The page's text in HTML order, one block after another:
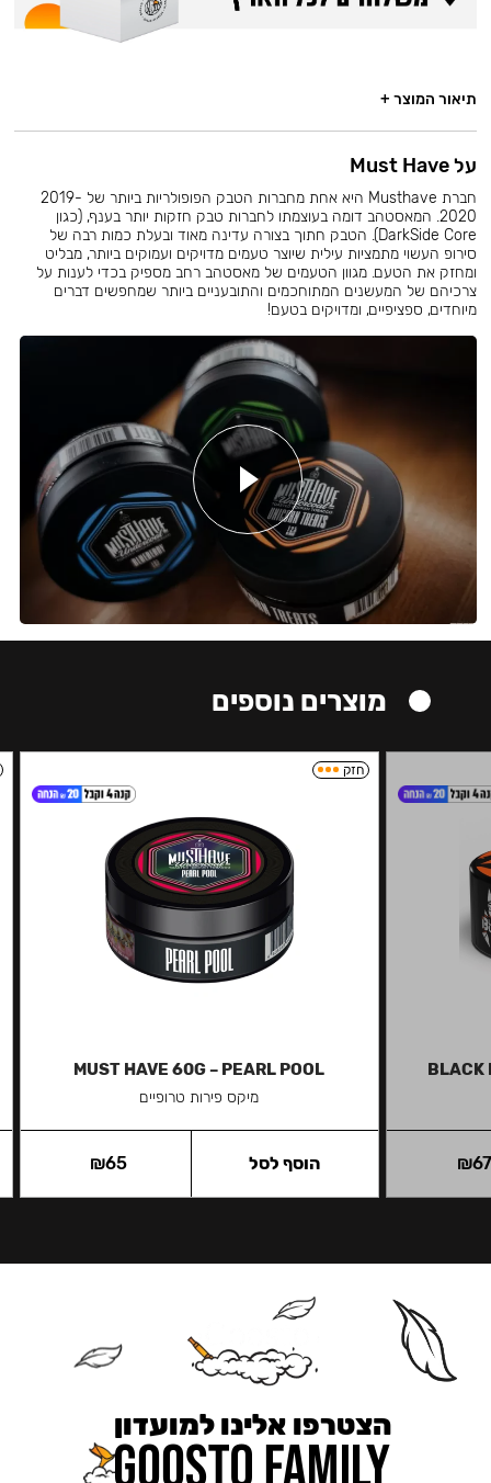
תיאור המוצר +
על Must Have
חברת Musthave היא אחת מחברות הטבק הפופולריות ביותר של 2019-
2020. המאסטהב דומה בעוצמתו לחברות טבק חזקות יותר בענף, (כגון
DarkSide Core). הטבק חתוך בצורה עדינה מאוד ובעלת כמות רבה של
סירופ העשוי מתמציות עילית שיוצר טעמים מדויקים ועמוקים ביותר, מבליט
ומחזק את הטעם. מגוון הטעמים של מאסטהב רחב מספיק בכדי לענות על
צרכיהם של המעשנים המתוחכמים והתובעניים ביותר שמחפשים דברים
מיוחדים, ספציפיים, ומדויקים בטעם!
מוצרים נוספים
BLACK
₪
חזק
MUST HAVE 60G – PEARL POOL
מיקס פירות טרופיים
₪65 הוסף לסל
הצטרפו אלינו למועדון